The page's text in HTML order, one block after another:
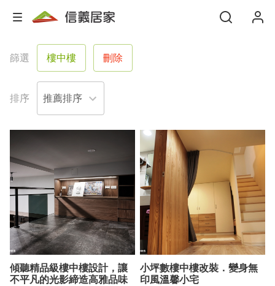
篩選 樓中樓 刪除
排序
傾聽精品級樓中樓設計，讓
不平凡的光影締造高雅品味
小坪數樓中樓改裝．變身無
印風溫馨小宅